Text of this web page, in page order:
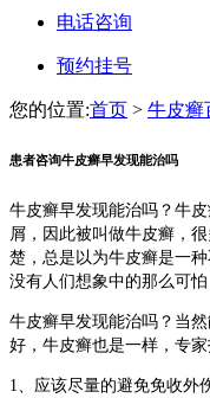
电话咨询
预约挂号
您的位置:首页 > 牛皮癣
患者咨询牛皮癣早发现能治吗
牛皮癣早发现能治吗？牛
屑，因此被叫做牛皮癣，
楚，总是以为牛皮癣是一
没有人们想象中的那么可
牛皮癣早发现能治吗？当
好，牛皮癣也是一样，专
1、应该尽量的避免免收外